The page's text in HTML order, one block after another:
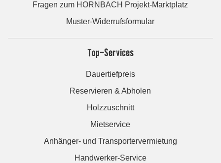
Fragen zum HORNBACH Projekt-Marktplatz
Muster-Widerrufsformular
Top-Services
Dauertiefpreis
Reservieren & Abholen
Holzzuschnitt
Mietservice
Anhänger- und Transportervermietung
Handwerker-Service